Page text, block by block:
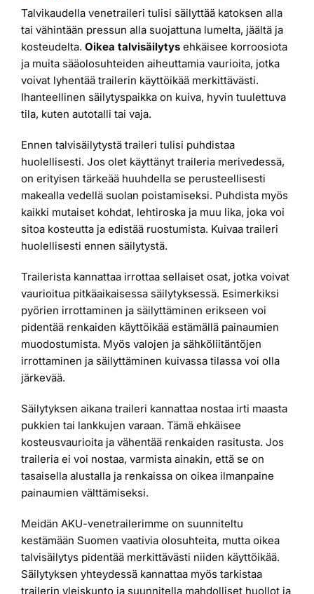
Talvikaudella venetraileri tulisi säilyttää katoksen alla
tai vähintään pressun alla suojattuna lumelta, jäältä ja
kosteudelta. Oikea talvisäilytys ehkäisee korroosiota
ja muita sääolosuhteiden aiheuttamia vaurioita, jotka
voivat lyhentää trailerin käyttöikää merkittävästi.
Ihanteellinen säilytyspaikka on kuiva, hyvin tuulettuva
tila, kuten autotalli tai vaja.
Ennen talvisäilytystä traileri tulisi puhdistaa
huolellisesti. Jos olet käyttänyt traileria merivedessä,
on erityisen tärkeää huuhdella se perusteellisesti
makealla vedellä suolan poistamiseksi. Puhdista myös
kaikki mutaiset kohdat, lehtiroska ja muu lika, joka voi
sitoa kosteutta ja edistää ruostumista. Kuivaa traileri
huolellisesti ennen säilytystä.
Trailerista kannattaa irrottaa sellaiset osat, jotka voivat
vaurioitua pitkäaikaisessa säilytyksessä. Esimerkiksi
pyörien irrottaminen ja säilyttäminen erikseen voi
pidentää renkaiden käyttöikää estämällä painaumien
muodostumista. Myös valojen ja sähköliitäntöjen
irrottaminen ja säilyttäminen kuivassa tilassa voi olla
järkevää.
Säilytyksen aikana traileri kannattaa nostaa irti maasta
pukkien tai lankkujen varaan. Tämä ehkäisee
kosteusvaurioita ja vähentää renkaiden rasitusta. Jos
traileria ei voi nostaa, varmista ainakin, että se on
tasaisella alustalla ja renkaissa on oikea ilmanpaine
painaumien välttämiseksi.
Meidän AKU-venetrailerimme on suunniteltu
kestämään Suomen vaativia olosuhteita, mutta oikea
talvisäilytys pidentää merkittävästi niiden käyttöikää.
Säilytyksen yhteydessä kannattaa myös tarkistaa
trailerin yleiskunto ja suunnitella mahdolliset huollot ja